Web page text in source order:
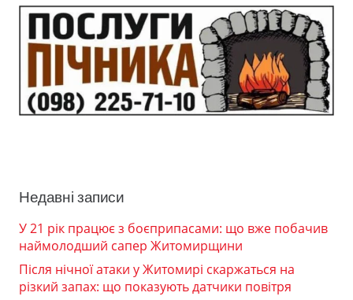
Недавні записи
У 21 рік працює з боєприпасами: що вже побачив
наймолодший сапер Житомирщини
Після нічної атаки у Житомирі скаржаться на
різкий запах: що показують датчики повітря